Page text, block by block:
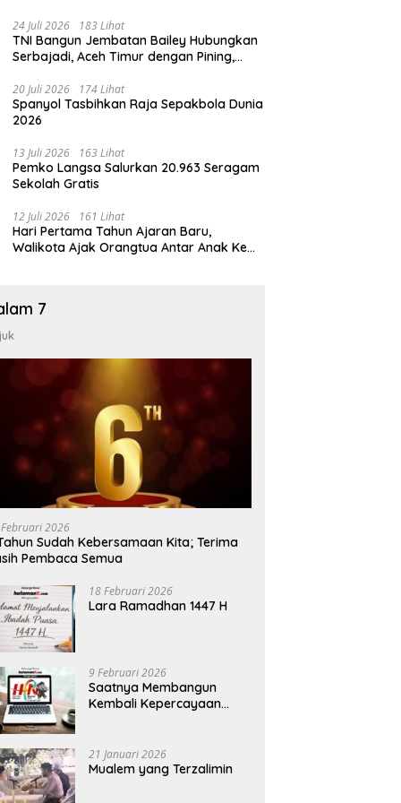
24 Juli 2026 183 Lihat
TNI Bangun Jembatan Bailey Hubungkan
Serbajadi, Aceh Timur dengan Pining,
20 Juli 2026 174 Lihat
Spanyol Tasbihkan Raja Sepakbola Dunia
2026
13 Juli 2026 163 Lihat
Pemko Langsa Salurkan 20.963 Seragam
Sekolah Gratis
12 Juli 2026 161 Lihat
Hari Pertama Tahun Ajaran Baru,
Walikota Ajak Orangtua Antar Anak Ke
7
2026
Sudah Kebersamaan Kita; Terima
Pembaca Semua
18 Februari 2026
Lara Ramadhan 1447 H
9 Februari 2026
Saatnya Membangun
Kembali Kepercayaan
21 Januari 2026
Mualem yang Terzalimin